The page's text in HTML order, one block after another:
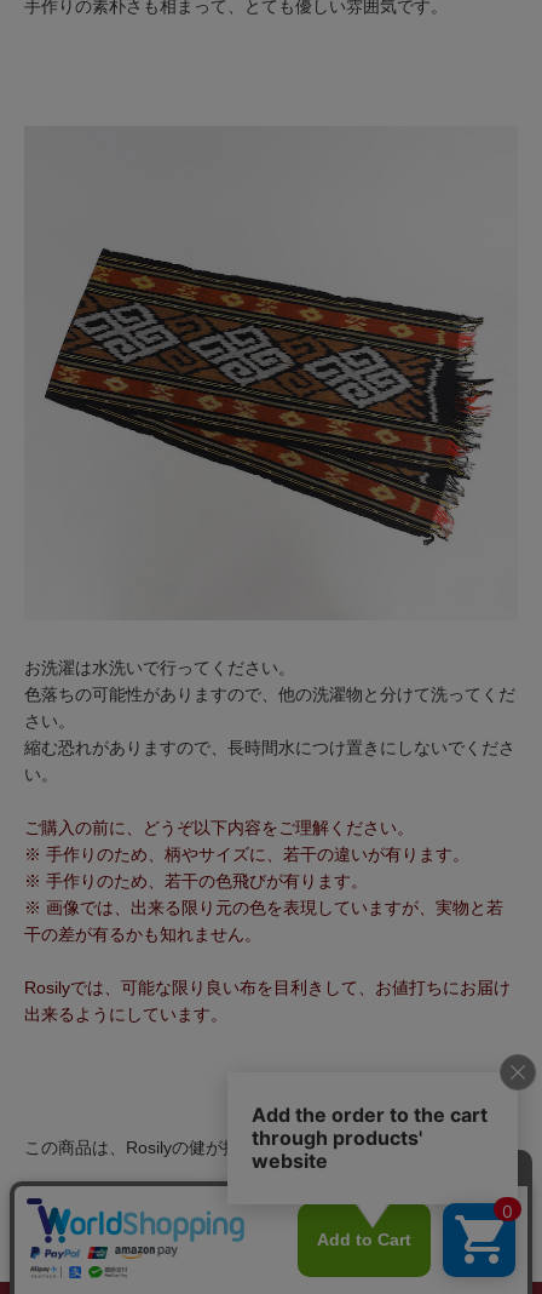
手作りの素朴さも相まって、とても優しい雰囲気です。
お洗濯は水洗いで行ってください。
色落ちの可能性がありますので、他の洗濯物と分けて洗ってくだ
さい。
縮む恐れがありますので、長時間水につけ置きにしないでくださ
い。
ご購入の前に、どうぞ以下内容をご理解ください。
※ 手作りのため、柄やサイズに、若干の違いが有ります。
※ 手作りのため、若干の色飛びが有ります。
※ 画像では、出来る限り元の色を表現していますが、実物と若
干の差が有るかも知れません。
Rosilyでは、可能な限り良い布を目利きして、お値打ちにお届け
出来るようにしています。
この商品は、Rosilyの健が推薦します！（2024年3月6日）